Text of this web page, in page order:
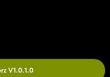
V1.0.1.0